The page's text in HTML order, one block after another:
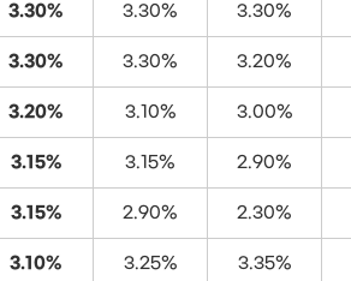
3.30% 3.30% 3.30%
3.30% 3.30% 3.20%
3.20% 3.10% 3.00%
3.15% 3.15% 2.90%
3.15% 2.90% 2.30%
3.10% 3.25% 3.35%